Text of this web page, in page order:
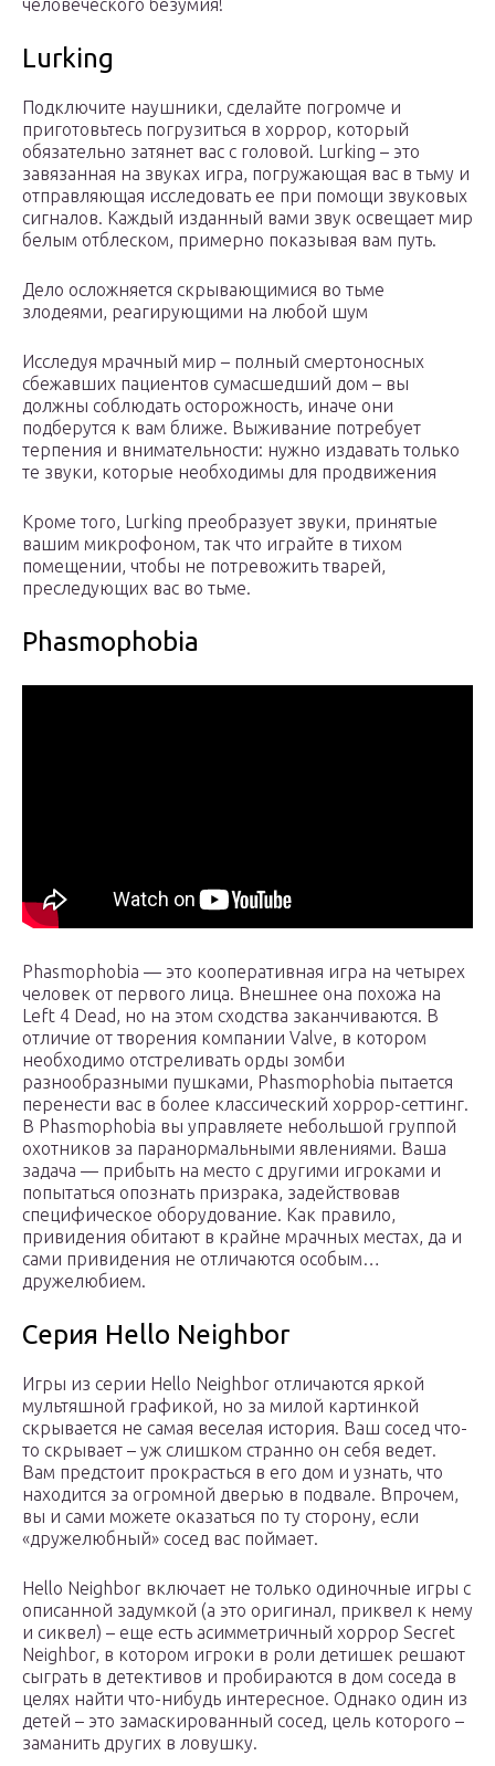
человеческого безумия!
Lurking
Подключите наушники, сделайте погромче и
приготовьтесь погрузиться в хоррор, который
обязательно затянет вас с головой. Lurking – это
завязанная на звуках игра, погружающая вас в тьму и
отправляющая исследовать ее при помощи звуковых
сигналов. Каждый изданный вами звук освещает мир
белым отблеском, примерно показывая вам путь.
Дело осложняется скрывающимися во тьме
злодеями, реагирующими на любой шум
Исследуя мрачный мир – полный смертоносных
сбежавших пациентов сумасшедший дом – вы
должны соблюдать осторожность, иначе они
подберутся к вам ближе. Выживание потребует
терпения и внимательности: нужно издавать только
те звуки, которые необходимы для продвижения
Кроме того, Lurking преобразует звуки, принятые
вашим микрофоном, так что играйте в тихом
помещении, чтобы не потревожить тварей,
преследующих вас во тьме.
Phasmophobia
Phasmophobia — это кооперативная игра на четырех
человек от первого лица. Внешнее она похожа на
Left 4 Dead, но на этом сходства заканчиваются. В
отличие от творения компании Valve, в котором
необходимо отстреливать орды зомби
разнообразными пушками, Phasmophobia пытается
перенести вас в более классический хоррор-сеттинг.
В Phasmophobia вы управляете небольшой группой
охотников за паранормальными явлениями. Ваша
задача — прибыть на место с другими игроками и
попытаться опознать призрака, задействовав
специфическое оборудование. Как правило,
привидения обитают в крайне мрачных местах, да и
сами привидения не отличаются особым…
дружелюбием.
Серия Hello Neighbor
Игры из серии Hello Neighbor отличаются яркой
мультяшной графикой, но за милой картинкой
скрывается не самая веселая история. Ваш сосед что-
то скрывает – уж слишком странно он себя ведет.
Вам предстоит прокрасться в его дом и узнать, что
находится за огромной дверью в подвале. Впрочем,
вы и сами можете оказаться по ту сторону, если
«дружелюбный» сосед вас поймает.
Hello Neighbor включает не только одиночные игры с
описанной задумкой (а это оригинал, приквел к нему
и сиквел) – еще есть асимметричный хоррор Secret
Neighbor, в котором игроки в роли детишек решают
сыграть в детективов и пробираются в дом соседа в
целях найти что-нибудь интересное. Однако один из
детей – это замаскированный сосед, цель которого –
заманить других в ловушку.